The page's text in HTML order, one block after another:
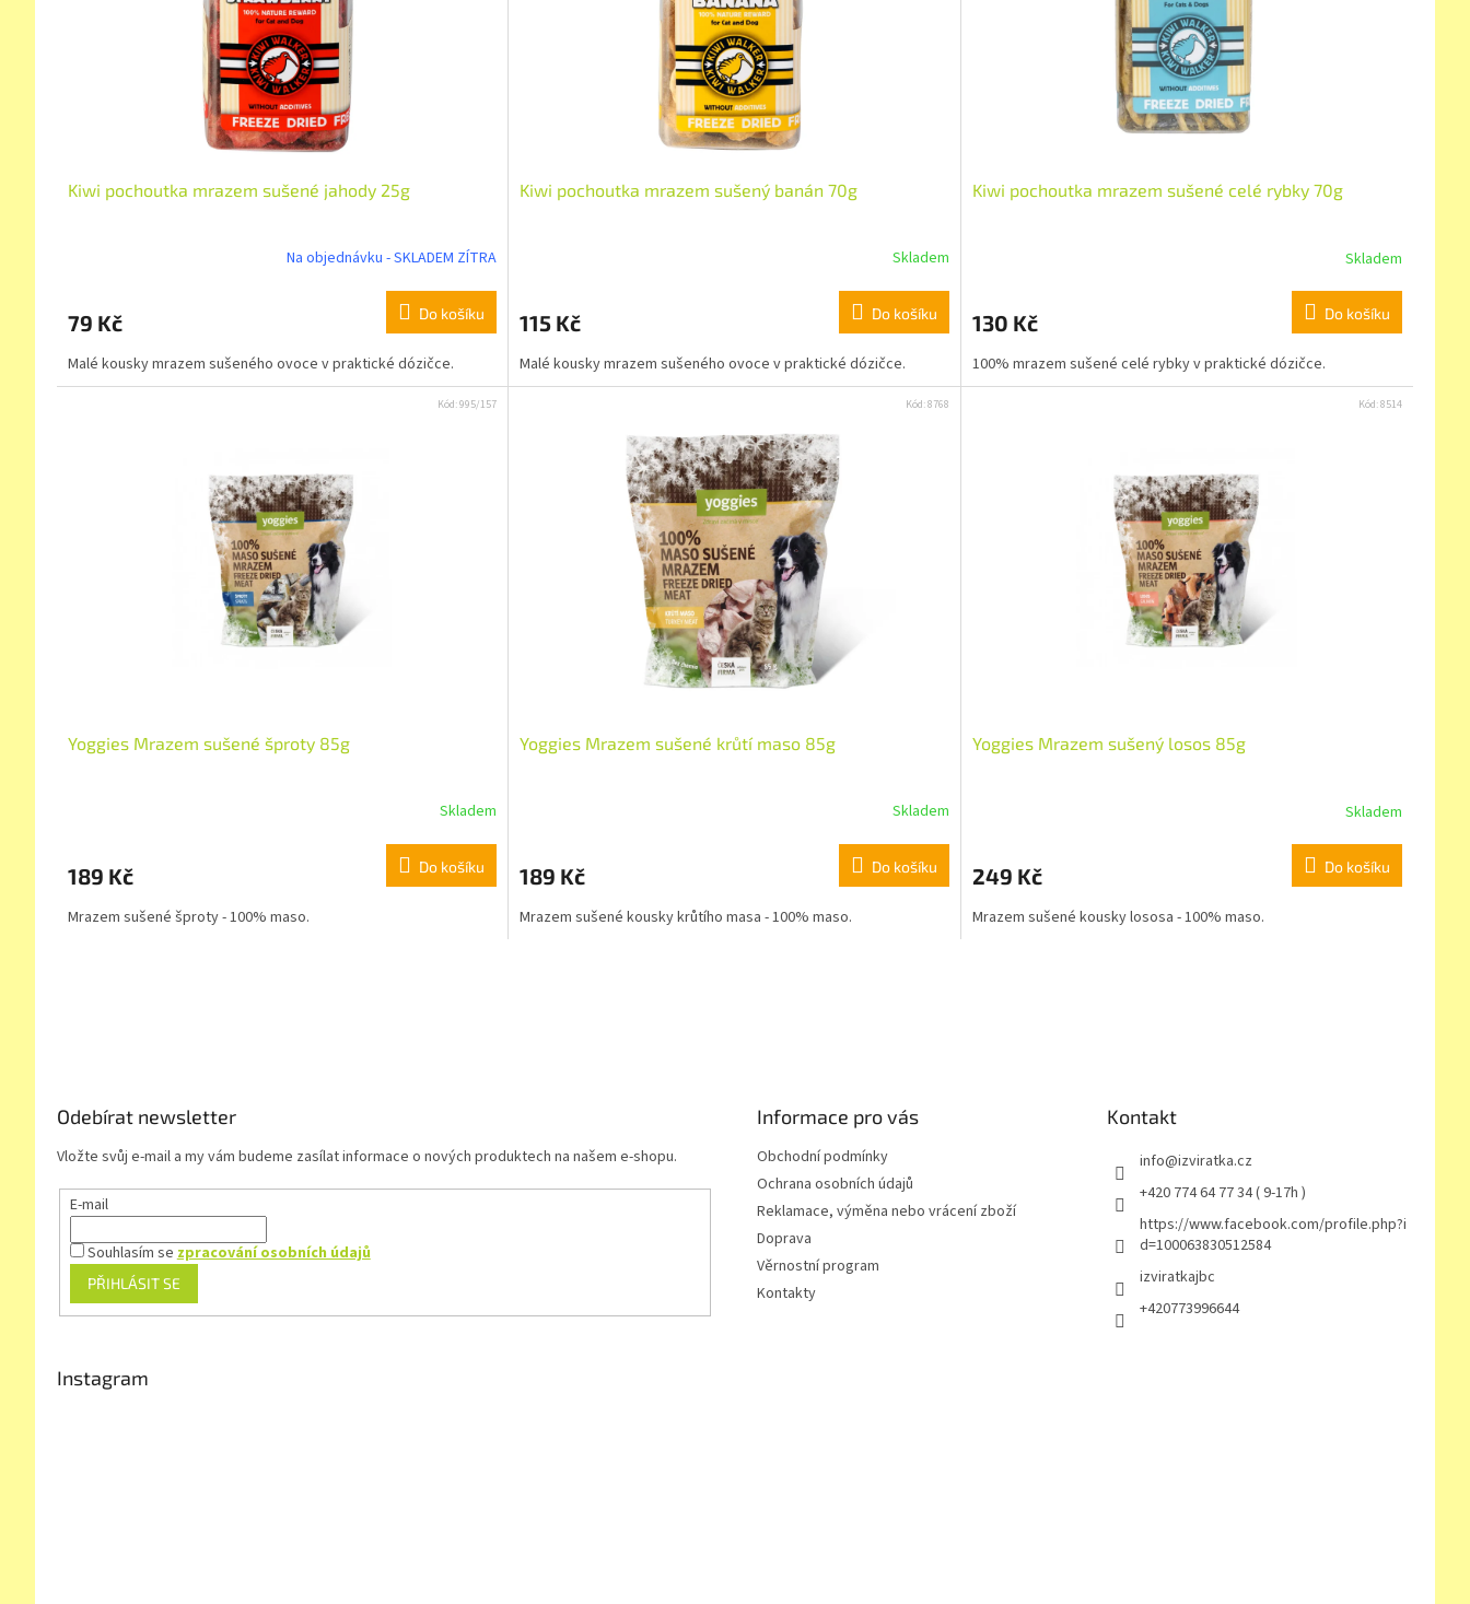
Kiwi pochoutka mrazem sušené jahody 25g
Na objednávku - SKLADEM ZÍTRA
79 Kč Do košíku
Malé kousky mrazem sušeného ovoce v praktické dózičce.
Kiwi pochoutka mrazem sušený banán 70g
Skladem
115 Kč Do košíku
Malé kousky mrazem sušeného ovoce v praktické dózičce.
Kiwi pochoutka mrazem sušené celé rybky 70g
Skladem
130 Kč Do košíku
100% mrazem sušené celé rybky v praktické dózičce.
Yoggies Mrazem sušené šproty 85g
Skladem
189 Kč Do košíku
Mrazem sušené šproty - 100% maso.
Kód:995/157
Yoggies Mrazem sušené krůtí maso 85g
Skladem
189 Kč Do košíku
Mrazem sušené kousky krůtího masa - 100% maso.
Kód:8768
Yoggies Mrazem sušený losos 85g
Skladem
249 Kč Do košíku
Mrazem sušené kousky lososa - 100% maso.
Kód:8514
Odebírat newsletter
Vložte svůj e-mail a my vám budeme zasílat informace o nových produktech na našem e-shopu.
E-mail
Souhlasím sezpracování osobních údajů
PŘIHLÁSIT SE
Informace pro vás
Obchodní podmínky
Ochrana osobních údajů
Reklamace, výměna nebo vrácení zboží
Doprava
Věrnostní program
Kontakty
Kontakt
info@izviratka.cz
+420 774 64 77 34 ( 9-17h )
https://www.facebook.com/profile.php?i
d=100063830512584
izviratkajbc
+420773996644
Instagram
Přihlašte se k odběru novinek a
získejte 5 % slevu na první nákup :)